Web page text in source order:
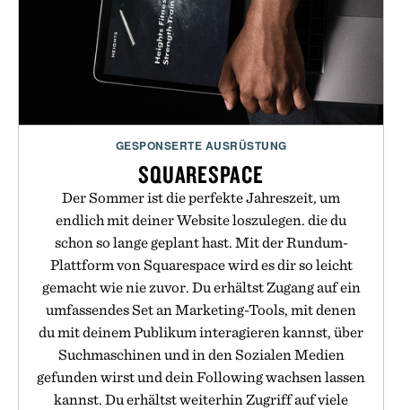
GESPONSERTE AUSRÜSTUNG
SQUARESPACE
Der Sommer ist die perfekte Jahreszeit, um
endlich mit deiner Website loszulegen. die du
schon so lange geplant hast. Mit der Rundum-
Plattform von Squarespace wird es dir so leicht
gemacht wie nie zuvor. Du erhältst Zugang auf ein
umfassendes Set an Marketing-Tools, mit denen
du mit deinem Publikum interagieren kannst, über
Suchmaschinen und in den Sozialen Medien
gefunden wirst und dein Following wachsen lassen
kannst. Du erhältst weiterhin Zugriff auf viele